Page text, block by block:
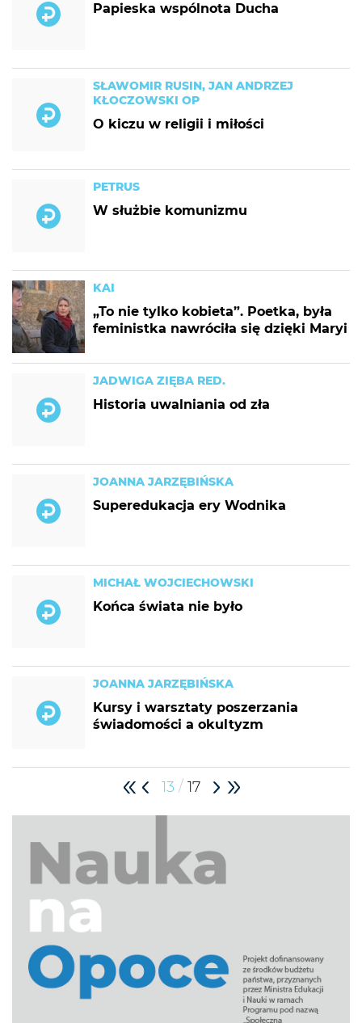
Papieska wspólnota Ducha
SŁAWOMIR RUSIN, JAN ANDRZEJ
KŁOCZOWSKI OP
O kiczu w religii i miłości
PETRUS
W służbie komunizmu
KAI
„To nie tylko kobieta”. Poetka, była
feministka nawróciła się dzięki Maryi
JADWIGA ZIĘBA RED.
Historia uwalniania od zła
JOANNA JARZĘBIŃSKA
Superedukacja ery Wodnika
MICHAŁ WOJCIECHOWSKI
Końca świata nie było
JOANNA JARZĘBIŃSKA
Kursy i warsztaty poszerzania
świadomości a okultyzm
13 / 17